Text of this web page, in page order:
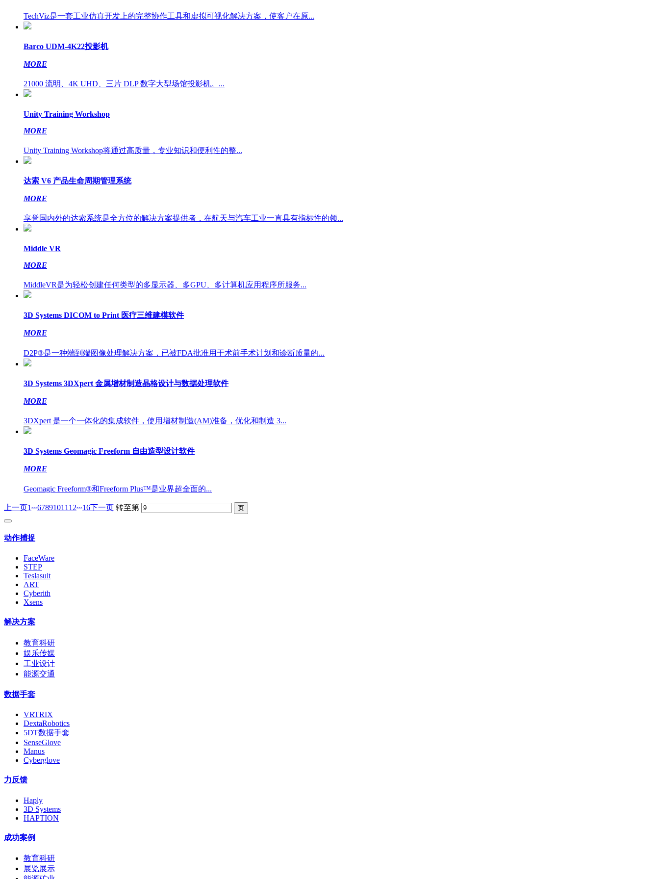
TechViz是一套工业仿真开发上的完整协作工具和虚拟可视化解决方案，使客户在原...
Barco UDM-4K22投影机
MORE
21000 流明、4K UHD、三片 DLP 数字大型场馆投影机。...
Unity Training Workshop
MORE
Unity Training Workshop将通过高质量，专业知识和便利性的整...
达索 V6 产品生命周期管理系统
MORE
享誉国内外的达索系统是全方位的解决方案提供者，在航天与汽车工业一直具有指标性的领...
Middle VR
MORE
MiddleVR是为轻松创建任何类型的多显示器、多GPU、多计算机应用程序所服务...
3D Systems DICOM to Print 医疗三维建模软件
MORE
D2P®是一种端到端图像处理解决方案，已被FDA批准用于术前手术计划和诊断质量的...
3D Systems 3DXpert 金属增材制造晶格设计与数据处理软件
MORE
3DXpert 是一个一体化的集成软件，使用增材制造(AM)准备，优化和制造 3...
3D Systems Geomagic Freeform 自由造型设计软件
MORE
Geomagic Freeform®和Freeform Plus™是业界超全面的...
上一页1...67891011 12...16下一页 转至第
动作捕捉
FaceWare
STEP
Teslasuit
ART
Cyberith
Xsens
解决方案
教育科研
娱乐传媒
工业设计
能源交通
数据手套
VRTRIX
DextaRobotics
5DT数据手套
SenseGlove
Manus
Cyberglove
力反馈
Haply
3D Systems
HAPTION
成功案例
教育科研
展览展示